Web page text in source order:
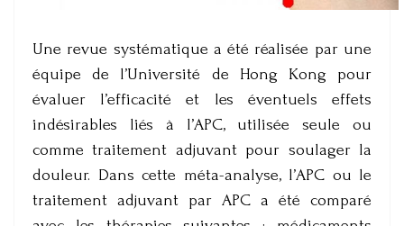
Une revue systématique a été réalisée par une
équipe de l’Université de Hong Kong pour
évaluer l’efficacité et les éventuels effets
indésirables liés à l’APC, utilisée seule ou
comme traitement adjuvant pour soulager la
douleur. Dans cette méta-analyse, l’APC ou le
traitement adjuvant par APC a été comparé